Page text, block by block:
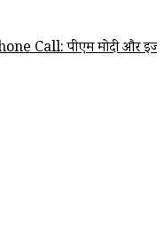
और इजरायल के